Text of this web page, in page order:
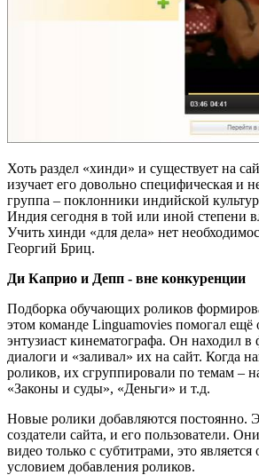
Хоть раздел «хинди» и существует на
изучает его довольно специфическая и
группа – поклонники индийской
Индия сегодня в той или иной степени
Учить хинди «для дела» нет
Георгий Бриц.
Ди Каприо и Депп - вне конкуренции
Подборка обучающих роликов
этом команде Linguamovies помогал ещё
энтузиаст кинематографа. Он находил
диалоги и «заливал» их на сайт. Когда
роликов, их сгруппировали по темам –
«Законы и суды», «Деньги» и т.д.
Новые ролики добавляются постоянно.
создатели сайта, и его пользователи.
видео только с субтитрами, это является
условием добавления роликов.